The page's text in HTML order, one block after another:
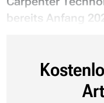
bereits Anfang